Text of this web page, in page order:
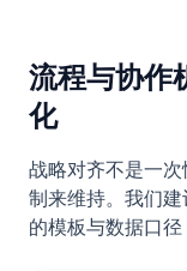
流程与协作
化
战略对齐不是一
制来维持。我们
的模板与数据口径